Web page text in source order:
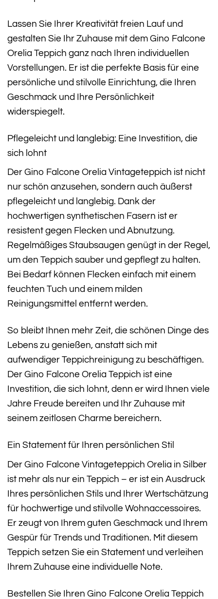
Lassen Sie Ihrer Kreativität freien Lauf und
gestalten Sie Ihr Zuhause mit dem Gino Falcone
Orelia Teppich ganz nach Ihren individuellen
Vorstellungen. Er ist die perfekte Basis für eine
persönliche und stilvolle Einrichtung, die Ihren
Geschmack und Ihre Persönlichkeit
widerspiegelt.
Pflegeleicht und langlebig: Eine Investition, die
sich lohnt
Der Gino Falcone Orelia Vintageteppich ist nicht
nur schön anzusehen, sondern auch äußerst
pflegeleicht und langlebig. Dank der
hochwertigen synthetischen Fasern ist er
resistent gegen Flecken und Abnutzung.
Regelmäßiges Staubsaugen genügt in der Regel,
um den Teppich sauber und gepflegt zu halten.
Bei Bedarf können Flecken einfach mit einem
feuchten Tuch und einem milden
Reinigungsmittel entfernt werden.
So bleibt Ihnen mehr Zeit, die schönen Dinge des
Lebens zu genießen, anstatt sich mit
aufwendiger Teppichreinigung zu beschäftigen.
Der Gino Falcone Orelia Teppich ist eine
Investition, die sich lohnt, denn er wird Ihnen viele
Jahre Freude bereiten und Ihr Zuhause mit
seinem zeitlosen Charme bereichern.
Ein Statement für Ihren persönlichen Stil
Der Gino Falcone Vintageteppich Orelia in Silber
ist mehr als nur ein Teppich – er ist ein Ausdruck
Ihres persönlichen Stils und Ihrer Wertschätzung
für hochwertige und stilvolle Wohnaccessoires.
Er zeugt von Ihrem guten Geschmack und Ihrem
Gespür für Trends und Traditionen. Mit diesem
Teppich setzen Sie ein Statement und verleihen
Ihrem Zuhause eine individuelle Note.
Bestellen Sie Ihren Gino Falcone Orelia Teppich